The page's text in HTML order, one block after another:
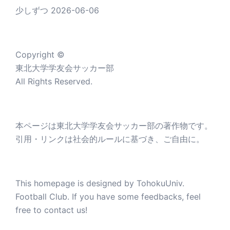
少しずつ 2026-06-06
Copyright ©
東北大学学友会サッカー部
All Rights Reserved.
本ページは東北大学学友会サッカー部の著作物です。
引用・リンクは社会的ルールに基づき、ご自由に。
This homepage is designed by TohokuUniv.
Football Club. If you have some feedbacks, feel
free to contact us!